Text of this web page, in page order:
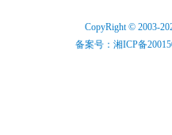
CopyRight © 2003-
备案号：湘ICP备